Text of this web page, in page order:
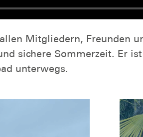
Mitgliedern, Freunden
sichere Sommerzeit. Er
unterwegs.